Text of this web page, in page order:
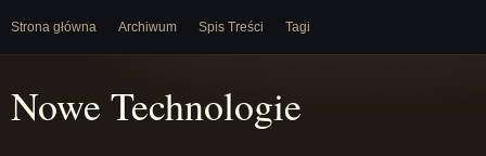
Strona główna Archiwum Spis Treści Tagi
Nowe Technologie